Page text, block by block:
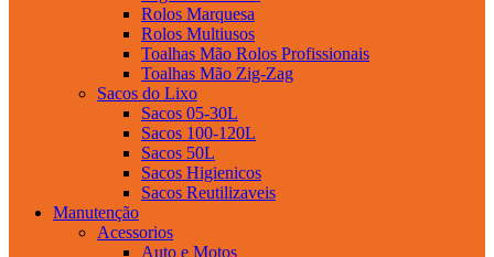
Rolos Marquesa
Rolos Multiusos
Toalhas Mão Rolos Profissionais
Toalhas Mão Zig-Zag
Sacos do Lixo
Sacos 05-30L
Sacos 100-120L
Sacos 50L
Sacos Higienicos
Sacos Reutilizaveis
Manutenção
Acessorios
Auto e Motos